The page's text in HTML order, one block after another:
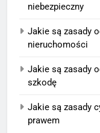
niebezpieczny
Jakie są zasady
nieruchomości
Jakie są zasady
szkodę
Jakie są zasady
prawem